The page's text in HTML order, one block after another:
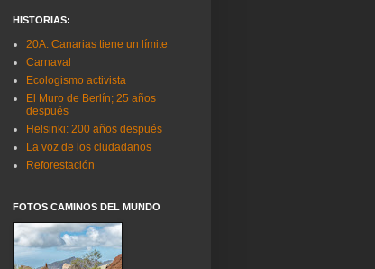
HISTORIAS:
20A: Canarias tiene un límite
Carnaval
Ecologismo activista
El Muro de Berlín; 25 años
después
Helsinki: 200 años después
La voz de los ciudadanos
Reforestación
FOTOS CAMINOS DEL MUNDO